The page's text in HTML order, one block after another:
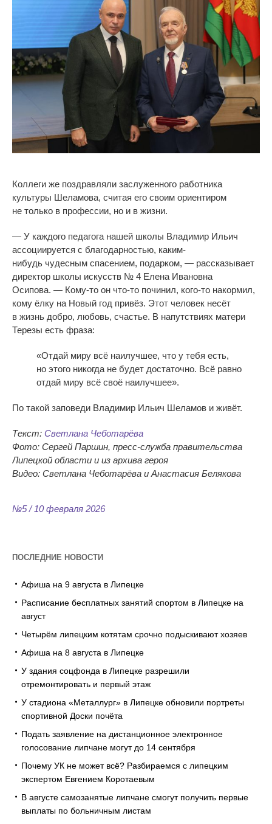
Коллеги же поздравляли заслуженного работника
культуры Шеламова, считая его своим ориентиром
не только в профессии, но и в жизни.
— У каждого педагога нашей школы Владимир Ильич
ассоциируется с благодарностью, каким-
нибудь чудесным спасением, подарком, — рассказывает
директор школы искусств № 4 Елена Ивановна
Осипова. — Кому-то он что-то починил, кого-то накормил,
кому ёлку на Новый год привёз. Этот человек несёт
в жизнь добро, любовь, счастье. В напутствиях матери
Терезы есть фраза:
«Отдай миру всё наилучшее, что у тебя есть,
но этого никогда не будет достаточно. Всё равно
отдай миру всё своё наилучшее».
По такой заповеди Владимир Ильич Шеламов и живёт.
Текст: Светлана Чеботарёва
Фото: Сергей Паршин, пресс-служба правительства
Липецкой области и из архива героя
Видео: Светлана Чеботарёва и Анастасия Белякова
№5 / 10 февраля 2026
ПОСЛЕДНИЕ НОВОСТИ
Афиша на 9 августа в Липецке
Расписание бесплатных занятий спортом в Липецке на
август
Четырём липецким котятам срочно подыскивают хозяев
Афиша на 8 августа в Липецке
У здания соцфонда в Липецке разрешили
отремонтировать и первый этаж
У стадиона «Металлург» в Липецке обновили портреты
спортивной Доски почёта
Подать заявление на дистанционное электронное
голосование липчане могут до 14 сентября
Почему УК не может всё? Разбираемся с липецким
экспертом Евгением Коротаевым
В августе самозанятые липчане смогут получить первые
выплаты по больничным листам